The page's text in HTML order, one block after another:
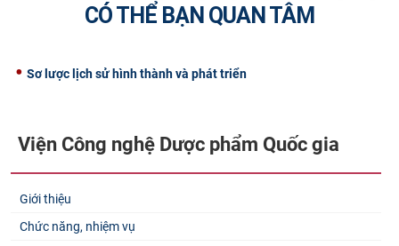
CÓ THỂ BẠN QUAN TÂM
Sơ lược lịch sử hình thành và phát triển
Viện Công nghệ Dược phẩm Quốc gia
Giới thiệu
Chức năng, nhiệm vụ